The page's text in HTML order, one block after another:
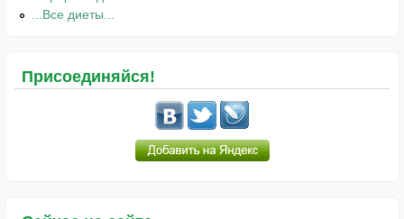
...Все диеты...
Присоединяйся!